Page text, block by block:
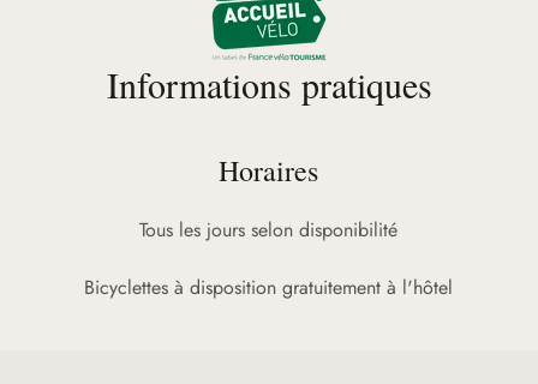
Informations pratiques
Horaires
Tous les jours selon disponibilité
Bicyclettes à disposition gratuitement à l'hôtel